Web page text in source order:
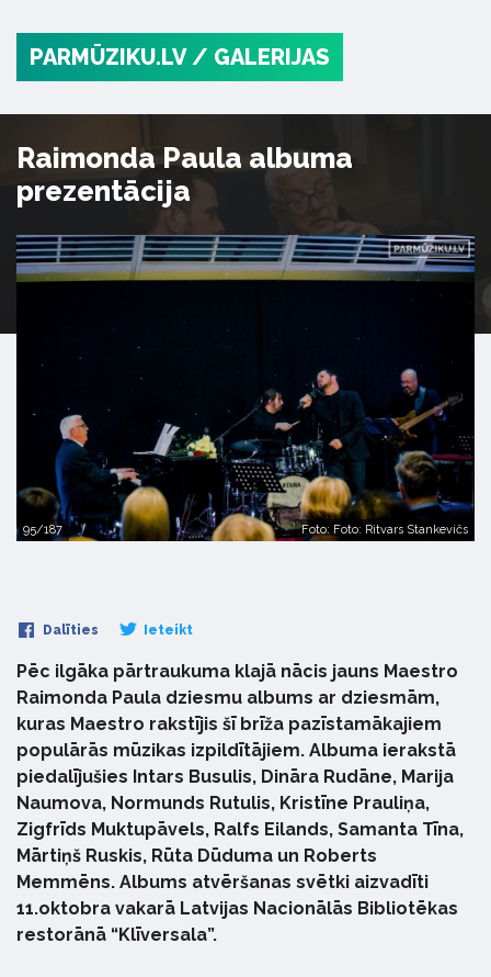
PARMŪZIKU.LV / GALERIJAS
Raimonda Paula albuma
prezentācija
95/187 Foto: Foto: Ritvars Stankevičs
Dalīties Ieteikt
Pēc ilgāka pārtraukuma klajā nācis jauns Maestro
Raimonda Paula dziesmu albums ar dziesmām,
kuras Maestro rakstījis šī brīža pazīstamākajiem
populārās mūzikas izpildītājiem. Albuma ierakstā
piedalījušies Intars Busulis, Dināra Rudāne, Marija
Naumova, Normunds Rutulis, Kristīne Prauliņa,
Zigfrīds Muktupāvels, Ralfs Eilands, Samanta Tīna,
Mārtiņš Ruskis, Rūta Dūduma un Roberts
Memmēns. Albums atvēršanas svētki aizvadīti
11.oktobra vakarā Latvijas Nacionālās Bibliotēkas
restorānā “Klīversala”.